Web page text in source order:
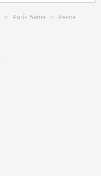
Paris 5ème Pesce